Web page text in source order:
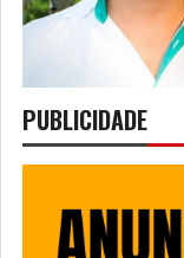
PUBLICIDADE